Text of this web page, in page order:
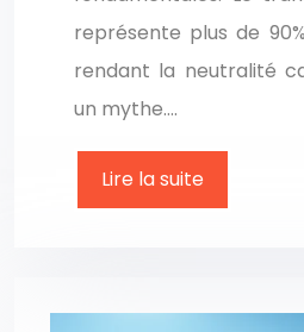
représente plus de
rendant la neutralité
un mythe….
Lire la suite